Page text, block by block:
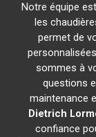
Notre équipe
les
permet de
sommes à
questions
maintenance
Dietrich
confiance